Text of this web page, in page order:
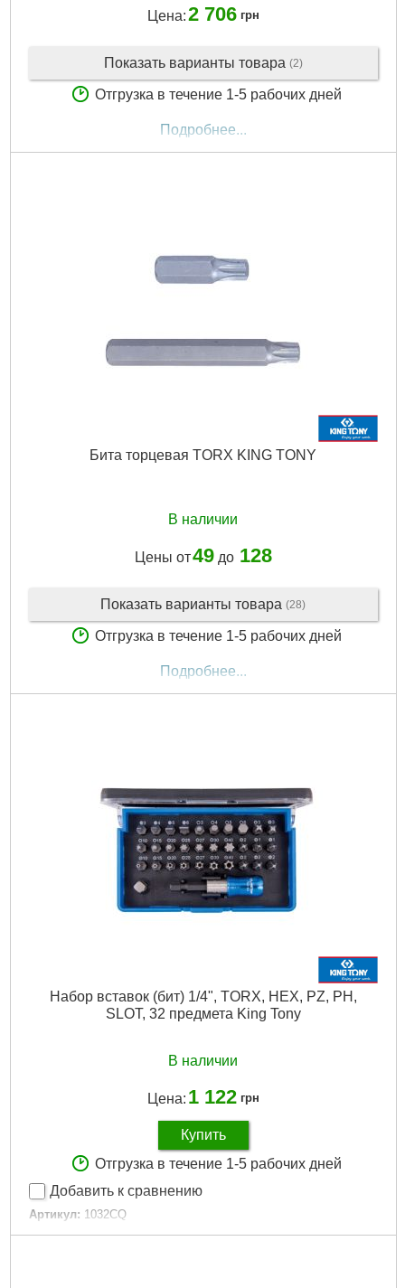
Цена:2 706 грн
Показать варианты товара (2)
Отгрузка в течение 1-5 рабочих дней
Подробнее...
Бита торцевая TORX KING TONY
В наличии
Цены от49до 128
Показать варианты товара (28)
Отгрузка в течение 1-5 рабочих дней
Подробнее...
Набор вставок (бит) 1/4", TORX, HEX, PZ, PH,
SLOT, 32 предмета King Tony
В наличии
Цена: 1 122 грн
Купить
Отгрузка в течение 1-5 рабочих дней
Добавить к сравнению
Артикул: 1032CQ
Код товара: 15.49.99